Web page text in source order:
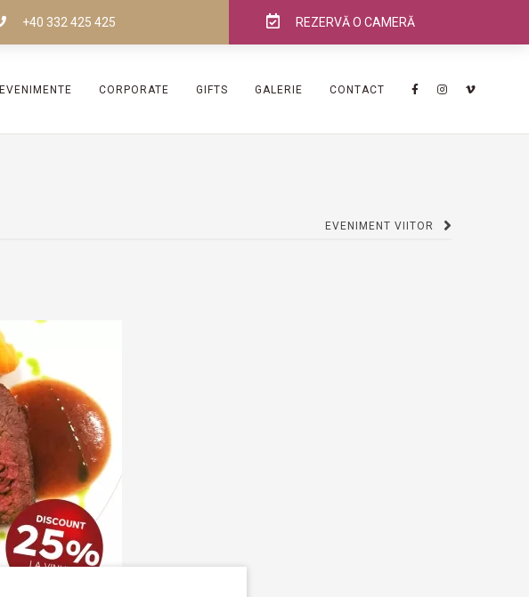
+40 332 425 425 REZERVĂ O CAMERĂ
EVENIMENTE CORPORATE GIFTS GALERIE CONTACT
EVENIMENT VIITOR